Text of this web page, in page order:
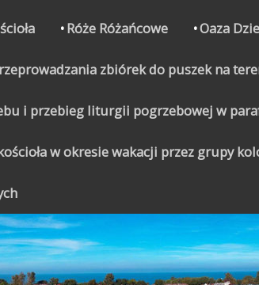
Róże Różańcowe Oaza
zbiórek do puszek na
i przebieg liturgii pogrzebowej w
w okresie wakacji przez grupy
WYPOCZYNEK